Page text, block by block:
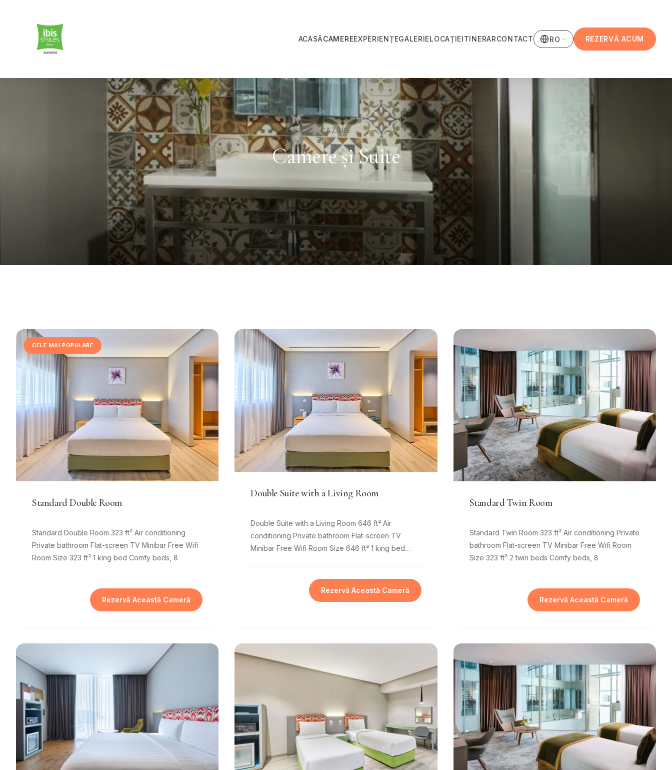
ACASĂCAMEREEXPERIENȚEGALERIELOCAȚIEITINERARCONTACT RO REZERVĂ ACUM
CAZARE
Camere și Suite
CELE MAI POPULARE
Standard Double Room
Standard Double Room 323 ft² Air conditioning
Private bathroom Flat-screen TV Minibar Free Wifi
Room Size 323 ft² 1 king bed Comfy beds, 8
Rezervă Această Cameră
Double Suite with a Living Room
Double Suite with a Living Room 646 ft² Air
conditioning Private bathroom Flat-screen TV
Minibar Free Wifi Room Size 646 ft² 1 king bed
Rezervă Această Cameră
Standard Twin Room
Standard Twin Room 323 ft² Air conditioning Private
bathroom Flat-screen TV Minibar Free Wifi Room
Size 323 ft² 2 twin beds Comfy beds, 8
Rezervă Această Cameră